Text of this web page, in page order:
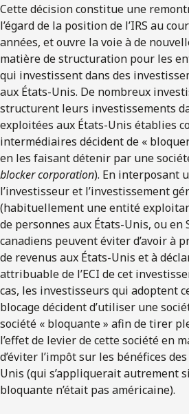
Cette décision constitue une
l’égard de la position de l’IRS au
années, et ouvre la voie à de
matière de structuration pour les
qui investissent dans des
aux États-Unis. De nombreux
structurent leurs investissements
exploitées aux États-Unis établies
intermédiaires décident de «
en les faisant détenir par une
blocker corporation). En interposant
l’investisseur et l’investissement
(habituellement une entité
de personnes aux États-Unis, ou en
canadiens peuvent éviter d’avoir à
de revenus aux États-Unis et à
attribuable de l’ECI de cet
cas, les investisseurs qui adoptent
blocage décident d’utiliser une
société « bloquante » afin de tirer
l’effet de levier de cette société en
d’éviter l’impôt sur les bénéfices
Unis (qui s’appliquerait autrement
bloquante n’était pas américaine).